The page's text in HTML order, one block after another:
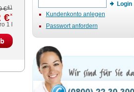
€4)
€*
1 l
Login
Kundenkonto anlegen
Passwort anfordern